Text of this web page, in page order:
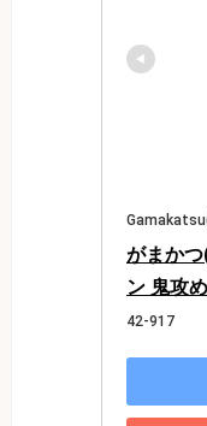
がまか
ン 鬼攻
42-917